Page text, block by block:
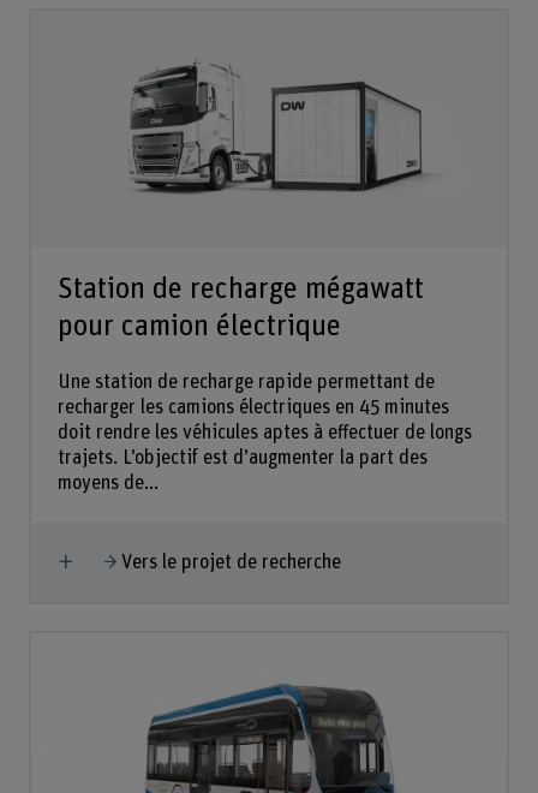
Station de recharge mégawatt
pour camion électrique
Une station de recharge rapide permettant de
recharger les camions électriques en 45 minutes
doit rendre les véhicules aptes à effectuer de longs
trajets. L’objectif est d’augmenter la part des
moyens de...
Afficher plus
Vers le projet de recherche